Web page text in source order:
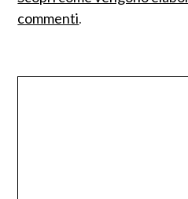
commenti.